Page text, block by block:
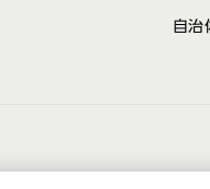
自治